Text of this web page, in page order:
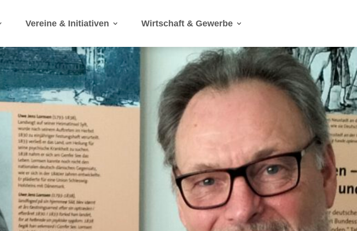
Vereine & Initiativen Wirtschaft & Gewerbe